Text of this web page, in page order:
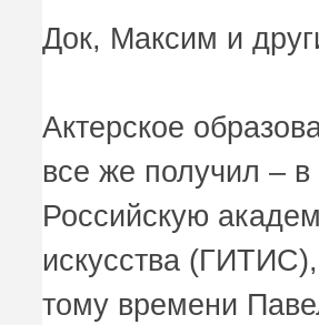
Док, Максим и
Актерское
все же получил – в
Российскую
искусства
тому времени